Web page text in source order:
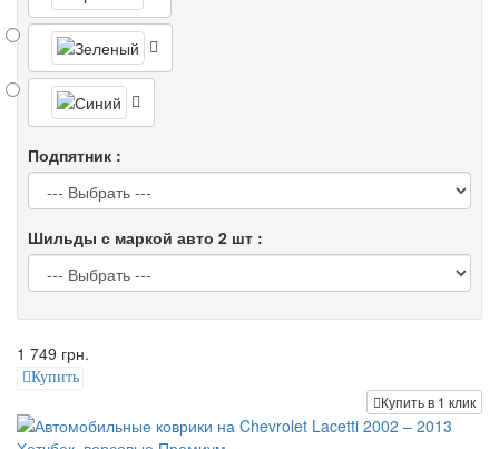
Подпятник :
Шильды с маркой авто 2 шт :
1 749 грн.
Купить
Купить в 1 клик